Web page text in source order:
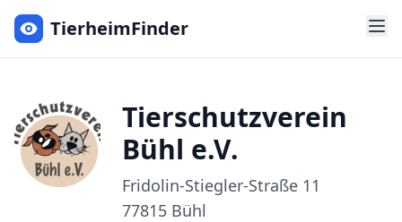
TierheimFinder
Tierschutzverein
Bühl e.V.
Fridolin-Stiegler-Straße 11
77815 Bühl